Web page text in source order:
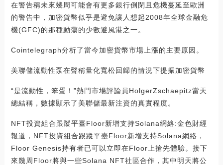
在警告稱未來幾周可能會有更多銀行倒閉且危機蔓延至歐洲
的警告中，加密貨幣似乎是避免讓人想起2008年全球金融危
機(GFC)的那種動蕩的少數避風港之一。
Cointelegraph分析了當今加密貨幣市場上漲的主要原因。
美聯儲流動性泵在聲稱量化寬松回歸的情況下提振加密貨幣
“是流動性，笨蛋！”熱門市場評論員HolgerZschaepitz當天
總結稱，數據顯示了美聯儲最新注資的真實程度。
NFT投資組合跟蹤平臺Floor新增支持Solana網絡:金色財經
報道，NFT投資組合跟蹤平臺Floor新增支持Solana網絡，
Floor Genesis持有者已可以立即在Floor上搶先體驗。接下
來幾周Floor將與一些Solana NFT社區合作，其中明天將公